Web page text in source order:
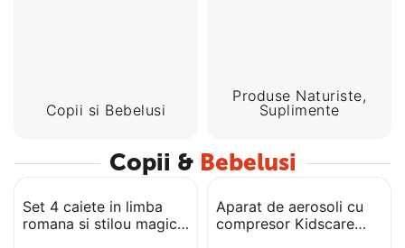
Copii si Bebelusi
Produse Naturiste,
Suplimente
Copii & Bebelusi
Set 4 caiete in limba
romana si stilou magic
Aparat de aerosoli cu
compresor Kidscare